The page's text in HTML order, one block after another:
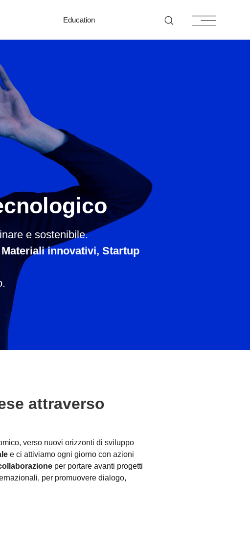
Education
e sostenibile.
innovativi, Startup
attraverso
verso nuovi orizzonti di sviluppo
e ci attiviamo ogni giorno con azioni
per portare avanti progetti
per promuovere dialogo,